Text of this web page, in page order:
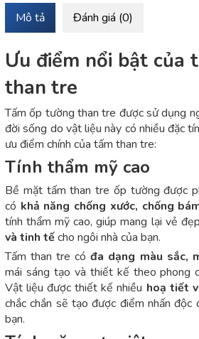
Mô tả Đánh giá (0)
Ưu điểm nổi bật của
than tre
Tấm ốp tường than tre được sử dụng
đời sống do vật liệu này có nhiều đặc
ưu điểm chính của tấm than tre:
Tính thẩm mỹ cao
Bề mặt tấm than tre ốp tường được
có khả năng chống xước, chống
tính thẩm mỹ cao, giúp mang lại vẻ đẹp
và tinh tếcho ngôi nhà của bạn.
Tấm than tre cóđa dạng màu sắc,
mái sáng tạo và thiết kế theo phong
Vật liệu được thiết kế nhiều hoạ tiết
chắc chắn sẽ tạo được điểm nhấn độc
bạn.